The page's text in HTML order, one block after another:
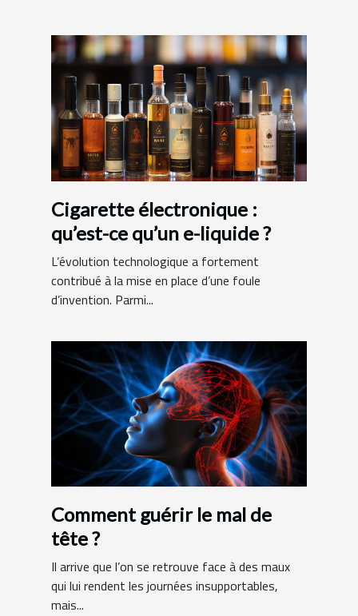
Cigarette électronique :
qu’est-ce qu’un e-liquide ?
L’évolution technologique a fortement
contribué à la mise en place d’une foule
d’invention. Parmi...
Comment guérir le mal de
tête ?
Il arrive que l’on se retrouve face à des maux
qui lui rendent les journées insupportables,
mais...